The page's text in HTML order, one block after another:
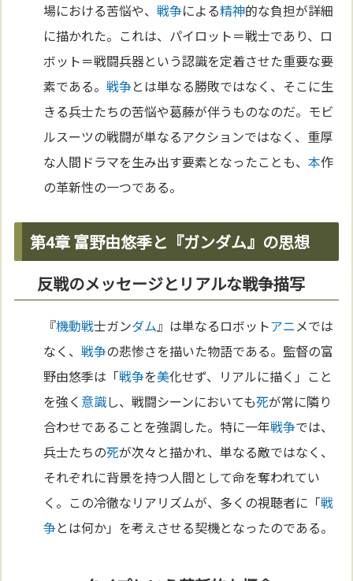
場における苦悩や、戦争による精神的な負担が詳細
に描かれた。これは、パイロット＝戦士であり、ロ
ボット＝戦闘兵器という認識を定着させた重要な要
素である。戦争とは単なる勝敗ではなく、そこに生
きる兵士たちの苦悩や葛藤が伴うものなのだ。モビ
ルスーツの戦闘が単なるアクションではなく、重厚
な人間ドラマを生み出す要素となったことも、本作
の革新性の一つである。
第4章 富野由悠季と『ガンダム』の思想
反戦のメッセージとリアルな戦争描写
『機動戦士ガンダム』は単なるロボットアニメでは
なく、戦争の悲惨さを描いた物語である。監督の富
野由悠季は「戦争を美化せず、リアルに描く」こと
を強く 意識し、戦闘シーンにおいても死が常に隣り
合わせであることを強調した。特に一年戦争では、
兵士たちの死が次々と描かれ、単なる敵ではなく、
それぞれに背景を持つ人間として命を奪われてい
く。この冷徹なリアリズムが、多くの視聴者に「戦
争とは何か」を考えさせる契機となったのである。